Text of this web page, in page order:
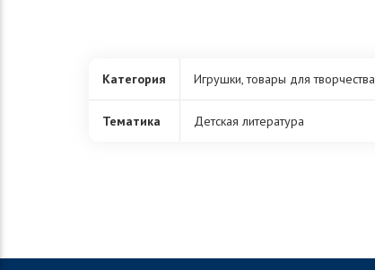
Категория Игрушки, товары для творчества
Тематика Детская литература